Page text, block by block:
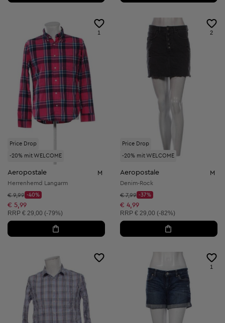
Price Drop
-20% mit WELCOME
1
Aeropostale M
Herrenhemd Langarm
Startpreis:
€ 9,99
Discount Price:
-40%
Reduzierter Preis:
€ 5,99
Unverbindliche Preisempfehlung:
RRP € 29,00 (-79%)
Price Drop
-20% mit WELCOME
2
Aeropostale M
Denim-Rock
Startpreis:
€ 7,99
Discount Price:
-37%
Reduzierter Preis:
€ 4,99
Unverbindliche Preisempfehlung:
RRP € 29,00 (-82%)
1